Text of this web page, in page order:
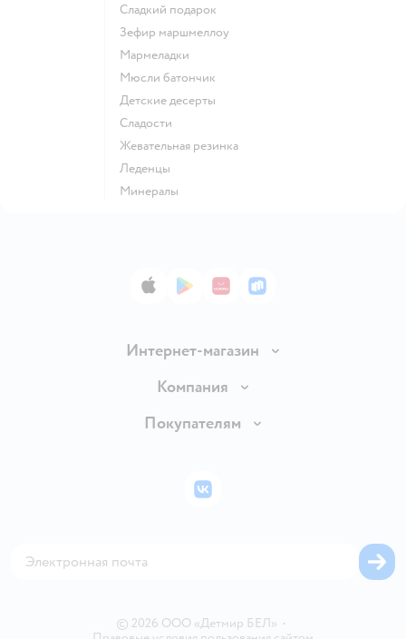
сладкий подарок
зефир маршмеллоу
мармеладки
мюсли батончик
детские десерты
сладости
жевательная резинка
леденцы
Минералы
App StoreGoogle Play
AppGallery
RuStore
Интернет-магазин
Доставка и оплата
Правила продажи
Политика использования файлов cookie
Компания
Вакансии
Покупателям
Бонусные карты
© 2026 ООО «Детмир БЕЛ» •
ВКонтакте